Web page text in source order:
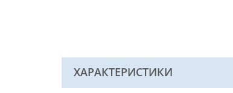
ХАРАКТЕРИСТИКИ